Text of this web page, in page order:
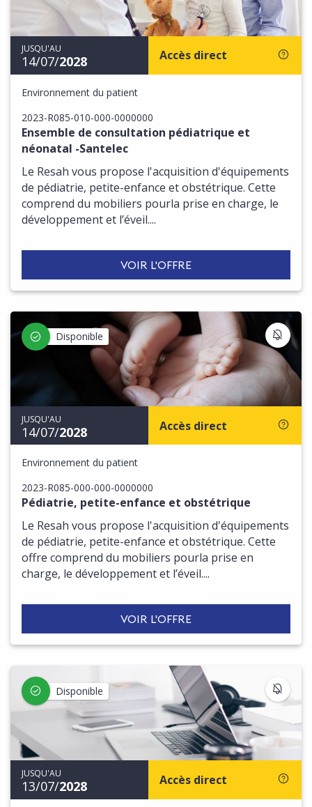
JUSQU'AU
14/07/2028 Accès direct
Environnement du patient
2023-R085-010-000-0000000
Ensemble de consultation pédiatrique et
néonatal -Santelec
Le Resah vous propose l'acquisition d'équipements
de pédiatrie, petite-enfance et obstétrique. Cette
comprend du mobiliers pourla prise en charge, le
développement et l’éveil....
VOIR L'OFFRE
Disponible
JUSQU'AU
14/07/2028 Accès direct
Environnement du patient
2023-R085-000-000-0000000
Pédiatrie, petite-enfance et obstétrique
Le Resah vous propose l'acquisition d'équipements
de pédiatrie, petite-enfance et obstétrique. Cette
offre comprend du mobiliers pourla prise en
charge, le développement et l’éveil....
VOIR L'OFFRE
Disponible
JUSQU'AU
13/07/2028 Accès direct